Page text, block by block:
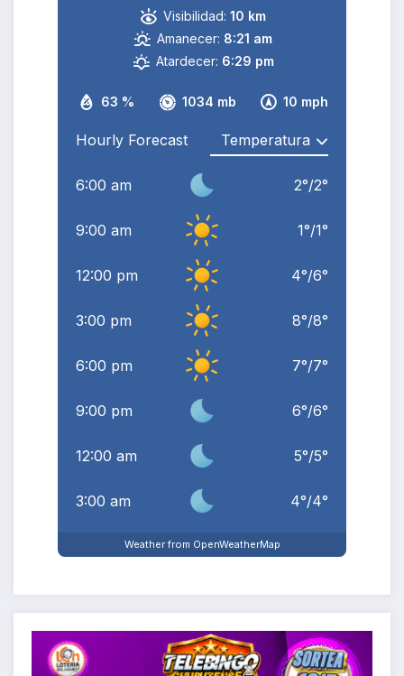
63 % 1034 mb 10 mph
Visibilidad: 10 km
Amanecer: 8:21 am
Atardecer: 6:29 pm
Hourly Forecast
6:00 am 2°/2°
9:00 am 1°/1°
12:00 pm 4°/6°
3:00 pm 8°/8°
6:00 pm 7°/7°
9:00 pm 6°/6°
12:00 am 5°/5°
3:00 am 4°/4°
Weather from OpenWeatherMap